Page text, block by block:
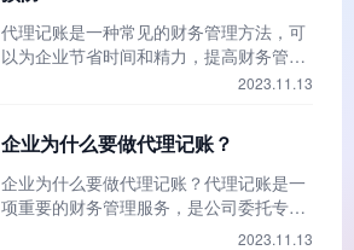
势！
代理记账是一种常见的财务管理方法，可
以为企业节省时间和精力，提高财务管理
水平，降低成本。然而，代理记账也有一
对企业产生不利影响。本文将从注意事项
和风险两个方面详细介绍找上海代理记账
机构注意事项和风险预防。
2023.11.13
企业为什么要做代理记账？
企业为什么要做代理记账？代理记账是一
项重要的财务管理服务，是公司委托专业
代理记账机构处理其日常财务事项的服
2023.11.13